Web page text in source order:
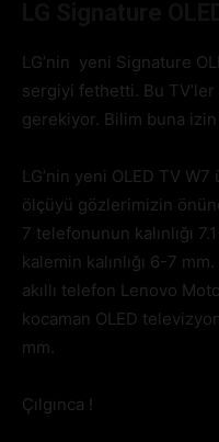
LG’nin yeni Signature
sergiyi fethetti. Bu TV’ler
gerekiyor. Bilim buna izin
LG’nin yeni OLED TV
ölçüyü gözlerimizin
7 telefonunun kalınlığı
kalemin kalınlığı 6-7
akıllı telefon Lenovo
kocaman OLED
mm.
Çılgınca !